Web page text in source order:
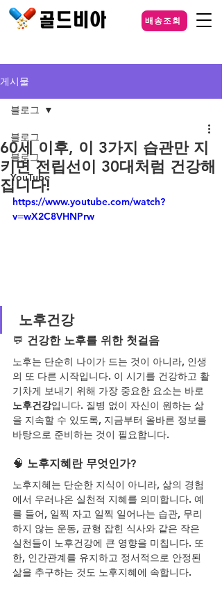
배송조회
게시물
블로그
블로그
YouTube
블로그
60세 이후, 이 3가지 습관만 지
키면 전립선이 30대처럼 건강해
집니다!
https://www.youtube.com/watch?
v=wX2C8VHNPrw
노후건강
💬 건강한 노후를 위한 첫걸음
노후는 단순히 나이가 드는 것이 아니라, 인생
의 또 다른 시작입니다. 이 시기를 건강하고 활
기차게 보내기 위해 가장 중요한 요소는 바로
노후건강입니다. 질병 없이 자신이 원하는 삶
을 지속할 수 있도록, 지금부터 올바른 정보를
바탕으로 준비하는 것이 필요합니다.
🧠 노후지혜란 무엇인가?
노후지혜는 단순한 지식이 아니라, 삶의 경험
에서 우러나온 실천적 지혜를 의미합니다. 예
를 들어, 일찍 자고 일찍 일어나는 습관, 무리
하지 않는 운동, 균형 잡힌 식사와 같은 작은
실천들이 노후건강에 큰 영향을 미칩니다. 또
한, 인간관계를 유지하고 정서적으로 안정된
삶을 추구하는 것도 노후지혜에 속합니다.